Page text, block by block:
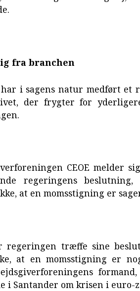
fra branchen
har i sagens natur medført et
der frygter for
CEOE melder
regeringens beslutning,
at en momsstigning er
regeringen træffe sine
at en momsstigning er
formand,
i Santander om krisen i euro-